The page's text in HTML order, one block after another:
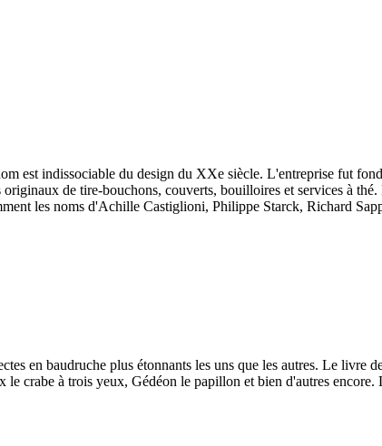
est indissociable du design du XXe siècle. L'entreprise fut
de tire-bouchons, couverts, bouilloires et services à
les noms d'Achille Castiglioni, Philippe Starck, Richard
en baudruche plus étonnants les uns que les autres. Le livre
crabe à trois yeux, Gédéon le papillon et bien d'autres encore.